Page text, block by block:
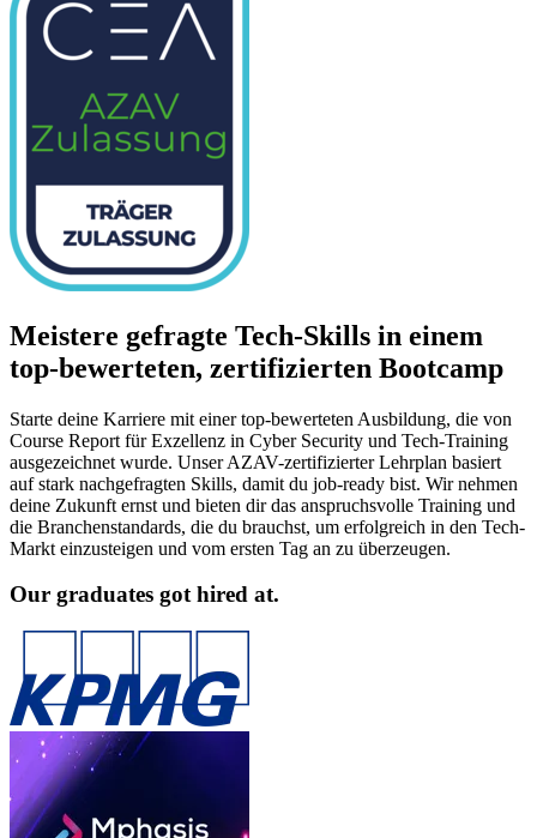
Meistere gefragte Tech-Skills in einem
top-bewerteten, zertifizierten Bootcamp
Starte deine Karriere mit einer top-bewerteten Ausbildung, die von
Course Report für Exzellenz in Cyber Security und Tech-Training
ausgezeichnet wurde. Unser AZAV-zertifizierter Lehrplan basiert
auf stark nachgefragten Skills, damit du job-ready bist. Wir nehmen
deine Zukunft ernst und bieten dir das anspruchsvolle Training und
die Branchenstandards, die du brauchst, um erfolgreich in den Tech-
Markt einzusteigen und vom ersten Tag an zu überzeugen.
Our graduates got hired at.